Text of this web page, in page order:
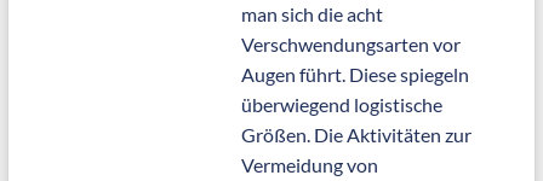
man sich die acht
Verschwendungsarten vor
Augen führt. Diese spiegeln
überwiegend logistische
Größen. Die Aktivitäten zur
Vermeidung von